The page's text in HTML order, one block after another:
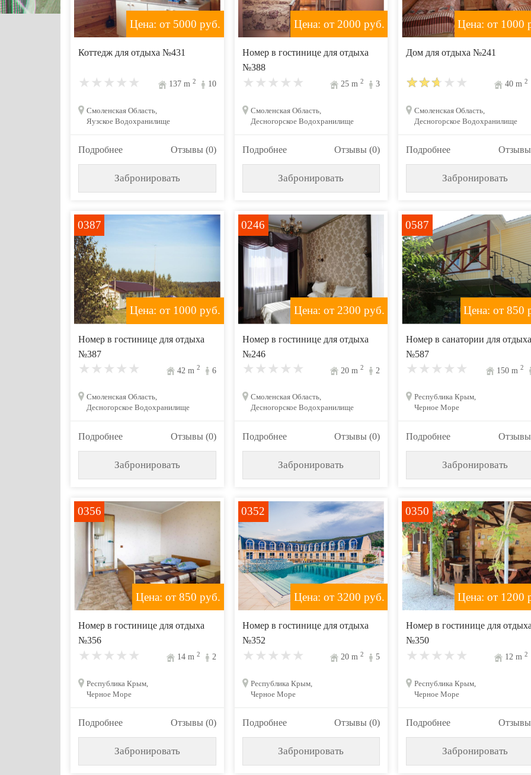
Цена: от 5000 руб.
Коттедж для отдыха №431
137m 2 10
Смоленская Область,
Яузское Водохранилище
Подробнее Отзывы (0)
Забронировать
Цена: от 2000 руб.
Номер в гостинице для отдыха
№388
25 m2 3
Смоленская Область,
Десногорское Водохранилище
Подробнее Отзывы (0)
Забронировать
Цена: от 1000
Дом для отдыха №241
40m 2
Смоленская Область,
Десногорское Водохранилище
Подробнее
Забронировать
0387
Цена: от 1000 руб.
Номер в гостинице для отдыха
№387
42 m 2 6
Смоленская Область,
Десногорское Водохранилище
Подробнее Отзывы (0)
Забронировать
0246
Цена: от 2300 руб.
Номер в гостинице для отдыха
№246
20 m2 2
Смоленская Область,
Десногорское Водохранилище
Подробнее Отзывы (0)
Забронировать
0587
Цена: от 850
Номер в санатории для отдыха
№587
150m 2
Республика Крым,
Черное Море
Подробнее
Забронировать
0356
Цена: от 850 руб.
Номер в гостинице для отдыха
№356
14m 2 2
Республика Крым,
Черное Море
Подробнее Отзывы (0)
Забронировать
0352
Цена: от 3200 руб.
Номер в гостинице для отдыха
№352
20 m2 5
Республика Крым,
Черное Море
Подробнее Отзывы (0)
Забронировать
0350
Цена: от 1200
Номер в гостинице для отдыха
№350
12 m 2
Республика Крым,
Черное Море
Подробнее
Забронировать